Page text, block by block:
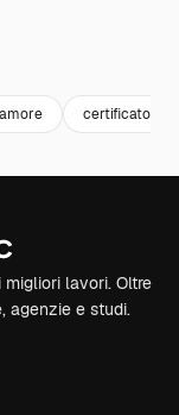
certificato di
lavori. Oltre
agenzie e studi.